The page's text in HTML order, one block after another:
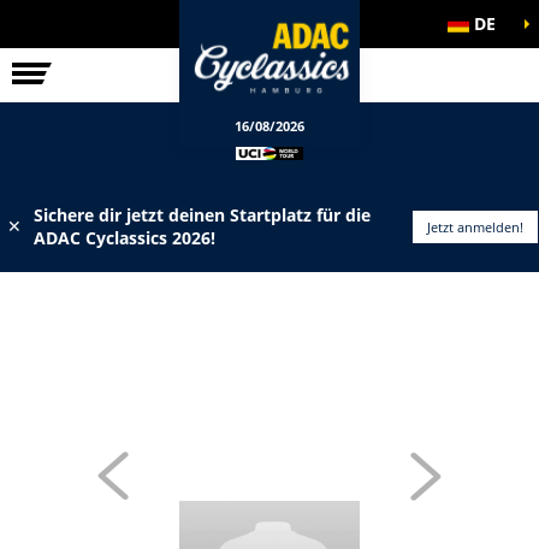
RENNEN DE
16/08/2026
✕
Sichere dir jetzt deinen Startplatz für die
ADAC Cyclassics 2026!
Jetzt anmelden!